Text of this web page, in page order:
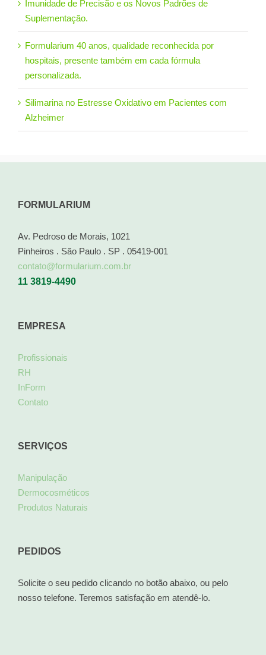
Imunidade de Precisão e os Novos Padrões de
Suplementação.
Formularium 40 anos, qualidade reconhecida por
hospitais, presente também em cada fórmula
personalizada.
Silimarina no Estresse Oxidativo em Pacientes com
Alzheimer
FORMULARIUM
Av. Pedroso de Morais, 1021
Pinheiros . São Paulo . SP . 05419-001
contato@formularium.com.br
11 3819-4490
EMPRESA
Profissionais
RH
InForm
Contato
SERVIÇOS
Manipulação
Dermocosméticos
Produtos Naturais
PEDIDOS
Solicite o seu pedido clicando no botão abaixo, ou pelo
nosso telefone. Teremos satisfação em atendê-lo.